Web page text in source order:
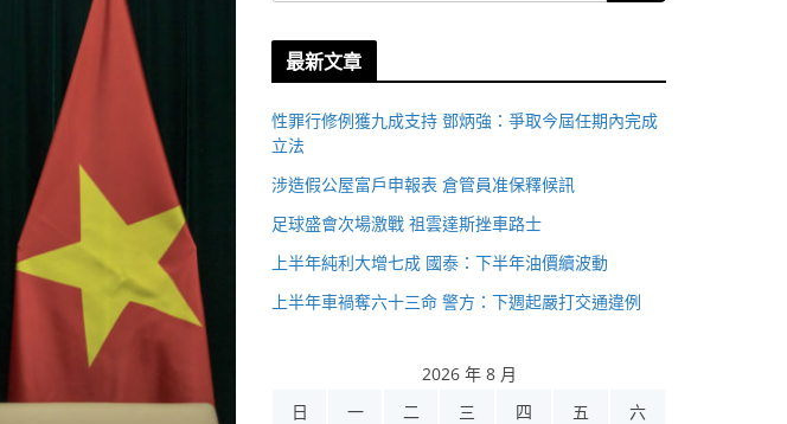
最新文章
性罪行修例獲九成支持 鄧炳強：爭取今屆任期內完成
立法
涉造假公屋富戶申報表 倉管員准保釋候訊
足球盛會次場激戰 祖雲達斯挫車路士
上半年純利大增七成 國泰：下半年油價續波動
上半年車禍奪六十三命 警方：下週起嚴打交通違例
2026 年 8 月
日
一 二 三 四 五 六